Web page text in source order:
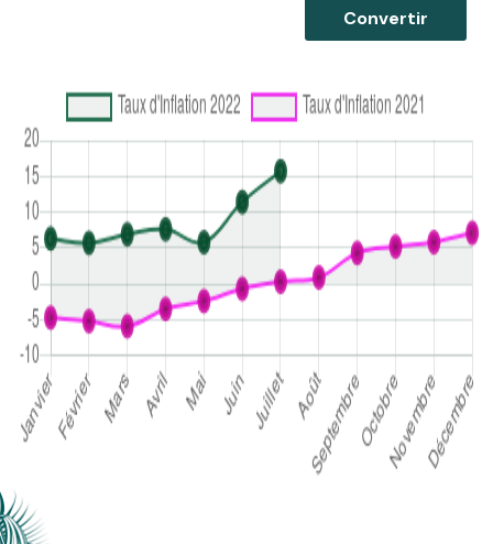
Convertir